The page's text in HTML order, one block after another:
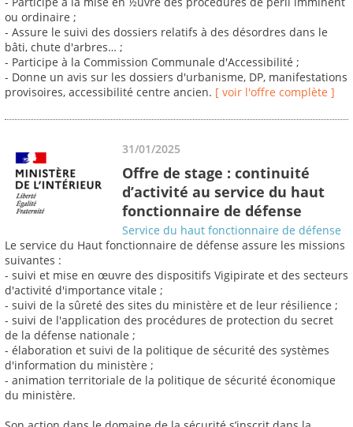
ou ordinaire ;
- Assure le suivi des dossiers relatifs à des désordres dans le
bâti, chute d'arbres… ;
- Participe à la Commission Communale d'Accessibilité ;
- Donne un avis sur les dossiers d'urbanisme, DP, manifestations
provisoires, accessibilité centre ancien. [ voir l'offre complète ]
31/01/2025
Offre de stage : continuité
d’activité au service du haut
fonctionnaire de défense
Service du haut fonctionnaire de défense
Le service du Haut fonctionnaire de défense assure les missions
suivantes :
- suivi et mise en œuvre des dispositifs Vigipirate et des secteurs
d'activité d'importance vitale ;
- suivi de la sûreté des sites du ministère et de leur résilience ;
- suivi de l'application des procédures de protection du secret
de la défense nationale ;
- élaboration et suivi de la politique de sécurité des systèmes
d'information du ministère ;
- animation territoriale de la politique de sécurité économique
du ministère.